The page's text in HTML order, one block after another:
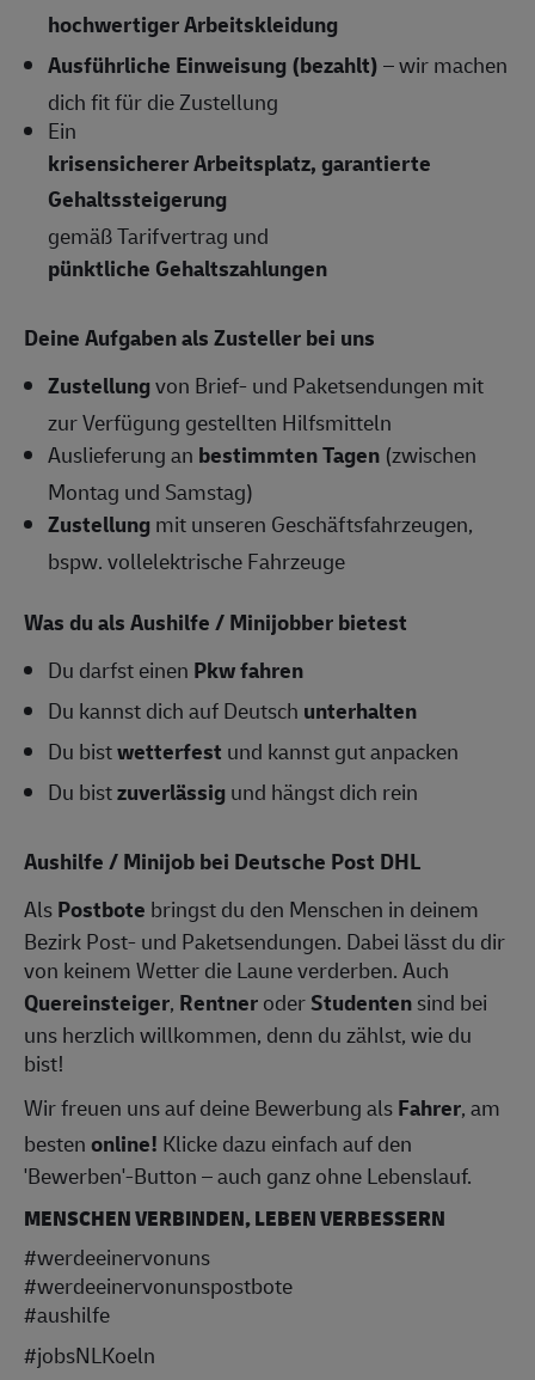
hochwertiger Arbeitskleidung
Ausführliche Einweisung (bezahlt)– wir machen
dich fit für die Zustellung
Ein
krisensicherer Arbeitsplatz, garantierte
Gehaltssteigerung
gemäß Tarifvertrag und
pünktliche Gehaltszahlungen
Deine Aufgaben als Zusteller bei uns
Zustellungvon Brief- und Paketsendungen mit
zur Verfügung gestellten Hilfsmitteln
Auslieferung an bestimmten Tagen (zwischen
Montag und Samstag)
Zustellungmit unseren Geschäftsfahrzeugen,
bspw. vollelektrische Fahrzeuge
Was du als Aushilfe / Minijobber bietest
Du darfst einen Pkw fahren
Du kannst dich auf Deutsch unterhalten
Du bistwetterfest und kannst gut anpacken
Du bistzuverlässigund hängst dich rein
Aushilfe / Minijob bei Deutsche Post DHL
AlsPostbote bringst du den Menschen in deinem
Bezirk Post- und Paketsendungen. Dabei lässt du dir
von keinem Wetter die Laune verderben. Auch
Quereinsteiger, RentneroderStudentensind bei
uns herzlich willkommen, denn du zählst, wie du
bist!
Wir freuen uns auf deine Bewerbung alsFahrer, am
bestenonline! Klicke dazu einfach auf den
'Bewerben'-Button – auch ganz ohne Lebenslauf.
MENSCHEN VERBINDEN, LEBEN VERBESSERN
#werdeeinervonuns
#werdeeinervonunspostbote
#aushilfe
#jobsNLKoeln